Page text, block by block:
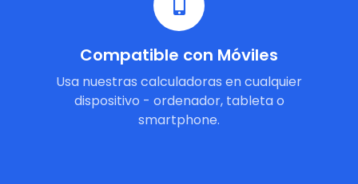
Compatible con Móviles
Usa nuestras calculadoras en cualquier
dispositivo - ordenador, tableta o
smartphone.